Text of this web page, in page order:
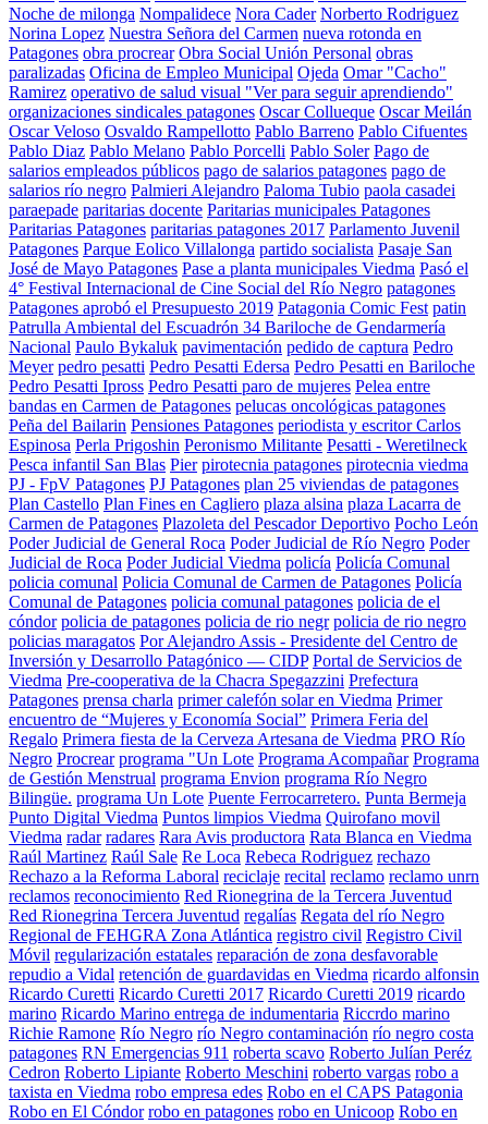
Noche de milonga Nompalidece Nora Cader Norberto Rodriguez
Norina Lopez Nuestra Señora del Carmen nueva rotonda en
Patagones obra procrear Obra Social Unión Personal obras
paralizadas Oficina de Empleo Municipal Ojeda Omar "Cacho"
Ramirez operativo de salud visual "Ver para seguir aprendiendo"
organizaciones sindicales patagones Oscar Collueque Oscar Meilán
Oscar Veloso Osvaldo Rampellotto Pablo Barreno Pablo Cifuentes
Pablo Diaz Pablo Melano Pablo Porcelli Pablo Soler Pago de
salarios empleados públicos pago de salarios patagones pago de
salarios río negro Palmieri Alejandro Paloma Tubio paola casadei
paraepade paritarias docente Paritarias municipales Patagones
Paritarias Patagones paritarias patagones 2017 Parlamento Juvenil
Patagones Parque Eolico Villalonga partido socialista Pasaje San
José de Mayo Patagones Pase a planta municipales Viedma Pasó el
4° Festival Internacional de Cine Social del Río Negro patagones
Patagones aprobó el Presupuesto 2019 Patagonia Comic Fest patin
Patrulla Ambiental del Escuadrón 34 Bariloche de Gendarmería
Nacional Paulo Bykaluk pavimentación pedido de captura Pedro
Meyer pedro pesatti Pedro Pesatti Edersa Pedro Pesatti en Bariloche
Pedro Pesatti Ipross Pedro Pesatti paro de mujeres Pelea entre
bandas en Carmen de Patagones pelucas oncológicas patagones
Peña del Bailarin Pensiones Patagones periodista y escritor Carlos
Espinosa Perla Prigoshin Peronismo Militante Pesatti - Weretilneck
Pesca infantil San Blas Pier pirotecnia patagones pirotecnia viedma
PJ - FpV Patagones PJ Patagones plan 25 viviendas de patagones
Plan Castello Plan Fines en Cagliero plaza alsina plaza Lacarra de
Carmen de Patagones Plazoleta del Pescador Deportivo Pocho León
Poder Judicial de General Roca Poder Judicial de Río Negro Poder
Judicial de Roca Poder Judicial Viedma policía Policía Comunal
policia comunal Policia Comunal de Carmen de Patagones Policía
Comunal de Patagones policia comunal patagones policia de el
cóndor policia de patagones policia de rio negr policia de rio negro
policias maragatos Por Alejandro Assis - Presidente del Centro de
Inversión y Desarrollo Patagónico — CIDP Portal de Servicios de
Viedma Pre-cooperativa de la Chacra Spegazzini Prefectura
Patagones prensa charla primer calefón solar en Viedma Primer
encuentro de “Mujeres y Economía Social” Primera Feria del
Regalo Primera fiesta de la Cerveza Artesana de Viedma PRO Río
Negro Procrear programa "Un Lote Programa Acompañar Programa
de Gestión Menstrual programa Envion programa Río Negro
Bilingüe. programa Un Lote Puente Ferrocarretero. Punta Bermeja
Punto Digital Viedma Puntos limpios Viedma Quirofano movil
Viedma radar radares Rara Avis productora Rata Blanca en Viedma
Raúl Martinez Raúl Sale Re Loca Rebeca Rodriguez rechazo
Rechazo a la Reforma Laboral reciclaje recital reclamo reclamo unrn
reclamos reconocimiento Red Rionegrina de la Tercera Juventud
Red Rionegrina Tercera Juventud regalías Regata del río Negro
Regional de FEHGRA Zona Atlántica registro civil Registro Civil
Móvil regularización estatales reparación de zona desfavorable
repudio a Vidal retención de guardavidas en Viedma ricardo alfonsin
Ricardo Curetti Ricardo Curetti 2017 Ricardo Curetti 2019 ricardo
marino Ricardo Marino entrega de indumentaria Riccrdo marino
Richie Ramone Río Negro río Negro contaminación río negro costa
patagones RN Emergencias 911 roberta scavo Roberto Julían Peréz
Cedron Roberto Lipiante Roberto Meschini roberto vargas robo a
taxista en Viedma robo empresa edes Robo en el CAPS Patagonia
Robo en El Cóndor robo en patagones robo en Unicoop Robo en